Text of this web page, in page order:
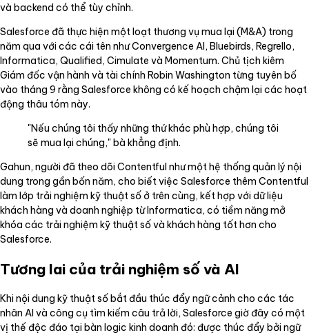
và backend có thể tùy chỉnh.
Salesforce đã thực hiện một loạt thương vụ mua lại (M&A) trong
năm qua với các cái tên như Convergence AI, Bluebirds, Regrello,
Informatica, Qualified, Cimulate và Momentum. Chủ tịch kiêm
Giám đốc vận hành và tài chính Robin Washington từng tuyên bố
vào tháng 9 rằng Salesforce không có kế hoạch chậm lại các hoạt
động thâu tóm này.
"Nếu chúng tôi thấy những thứ khác phù hợp, chúng tôi
sẽ mua lại chúng," bà khẳng định.
Gahun, người đã theo dõi Contentful như một hệ thống quản lý nội
dung trong gần bốn năm, cho biết việc Salesforce thêm Contentful
làm lớp trải nghiệm kỹ thuật số ở trên cùng, kết hợp với dữ liệu
khách hàng và doanh nghiệp từ Informatica, có tiềm năng mở
khóa các trải nghiệm kỹ thuật số và khách hàng tốt hơn cho
Salesforce.
Tương lai của trải nghiệm số và AI
Khi nội dung kỹ thuật số bắt đầu thúc đẩy ngữ cảnh cho các tác
nhân AI và công cụ tìm kiếm câu trả lời, Salesforce giờ đây có một
vị thế độc đáo tại bàn logic kinh doanh đó: được thúc đẩy bởi ngữ